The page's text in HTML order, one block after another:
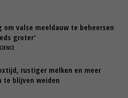
om valse meeldauw te beheersen
groter’
rustiger melken en meer
te blijven weiden